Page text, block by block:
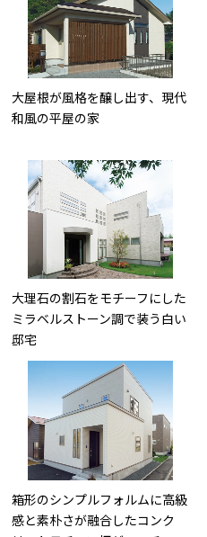
大屋根が風格を醸し出す、現代
和風の平屋の家
大理石の割石をモチーフにした
ミラベルストーン調で装う白い
邸宅
箱形のシンプルフォルムに高級
感と素朴さが融合したコンク